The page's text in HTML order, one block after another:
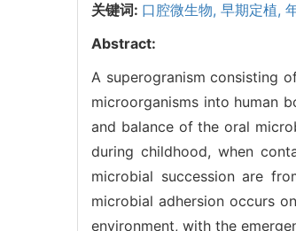
关键词: 口腔微生物, 早期定植,
Abstract:
A superogranism consisting
microorganisms into human
and balance of the oral
during childhood, when
microbial succession are
microbial adhersion occurs
environment, with the